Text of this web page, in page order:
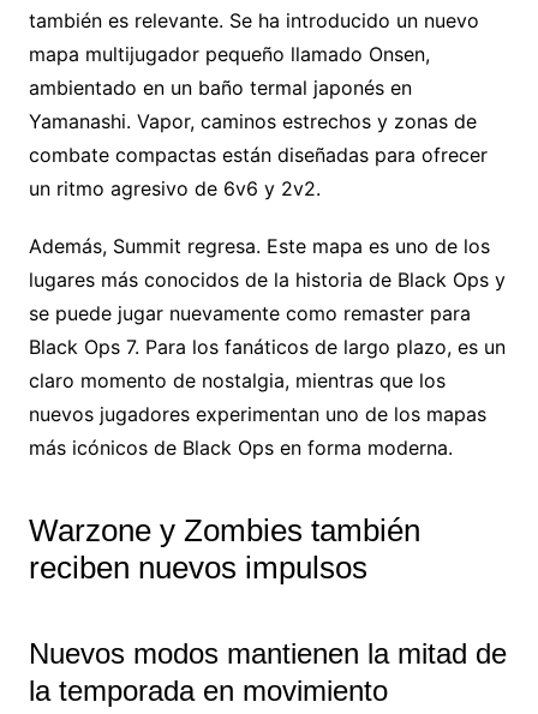
también es relevante. Se ha introducido un nuevo
mapa multijugador pequeño llamado Onsen,
ambientado en un baño termal japonés en
Yamanashi. Vapor, caminos estrechos y zonas de
combate compactas están diseñadas para ofrecer
un ritmo agresivo de 6v6 y 2v2.
Además, Summit regresa. Este mapa es uno de los
lugares más conocidos de la historia de Black Ops y
se puede jugar nuevamente como remaster para
Black Ops 7. Para los fanáticos de largo plazo, es un
claro momento de nostalgia, mientras que los
nuevos jugadores experimentan uno de los mapas
más icónicos de Black Ops en forma moderna.
Warzone y Zombies también
reciben nuevos impulsos
Nuevos modos mantienen la mitad de
la temporada en movimiento